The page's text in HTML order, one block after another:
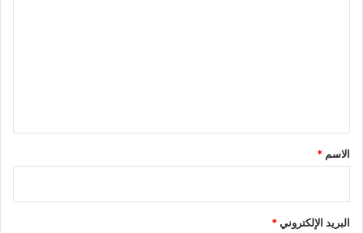
*
الاسم *
البريد الإلكتروني*